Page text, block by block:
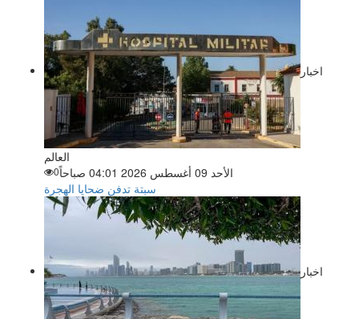
اخبار
العالم
الأحد 09 أغسطس 2026 04:01 صباحاً
0
سبتة تدفن ضحايا الهجرة
اخبار